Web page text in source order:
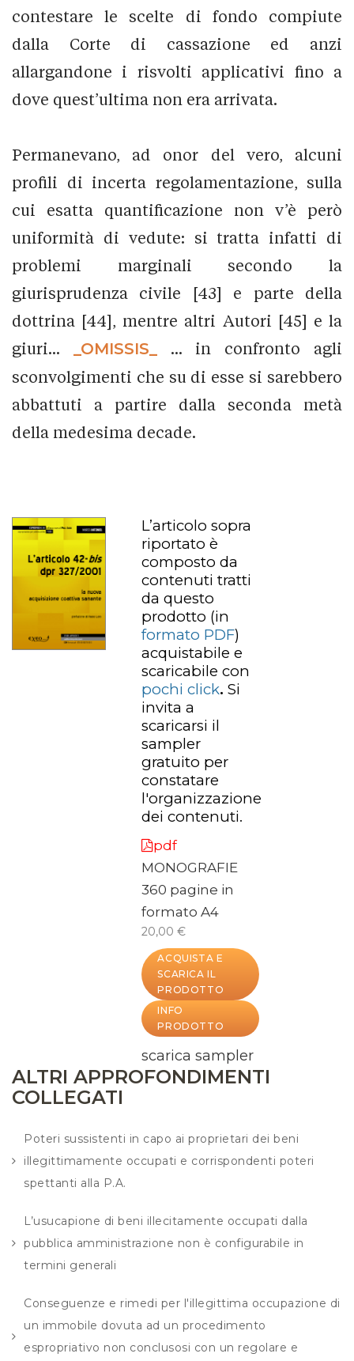
contestare le scelte di fondo compiute
dalla Corte di cassazione ed anzi
allargandone i risvolti applicativi fino a
dove quest’ultima non era arrivata.
Permanevano, ad onor del vero, alcuni
profili di incerta regolamentazione, sulla
cui esatta quantificazione non v’è però
uniformità di vedute: si tratta infatti di
problemi marginali secondo la
giurisprudenza civile [43] e parte della
dottrina [44], mentre altri Autori [45] e la
giuri...
_OMISSIS_
... in confronto agli
sconvolgimenti che su di esse si sarebbero
abbattuti a partire dalla seconda metà
della medesima decade.
L’articolo sopra
riportato è
composto da
contenuti tratti
da questo
prodotto (in
formato PDF)
acquistabile e
scaricabile con
pochi click. Si
invita a
scaricarsi il
sampler
gratuito per
constatare
l'organizzazione
dei contenuti.
pdf
MONOGRAFIE
360 pagine in
formato A4
20,00 €
ACQUISTA E
SCARICA IL
PRODOTTO
INFO
PRODOTTO
scarica sampler
ALTRI APPROFONDIMENTI
COLLEGATI
Poteri sussistenti in capo ai proprietari dei beni
illegittimamente occupati e corrispondenti poteri
spettanti alla P.A.
L’usucapione di beni illecitamente occupati dalla
pubblica amministrazione non è configurabile in
termini generali
Conseguenze e rimedi per l'illegittima occupazione di
un immobile dovuta ad un procedimento
espropriativo non conclusosi con un regolare e